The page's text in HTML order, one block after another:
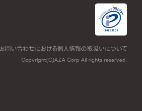
お問い合わせにおける個人情報の取扱いについて
Copyright(C)AZA Corp All rights reserved.